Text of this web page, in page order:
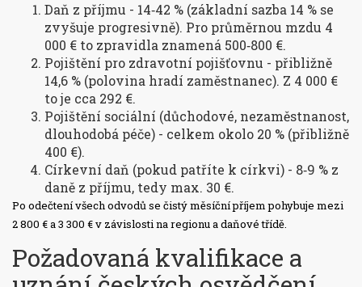
Daň z příjmu - 14‑42 % (základní sazba 14 % se
zvyšuje progresivně). Pro průměrnou mzdu 4
000 € to zpravidla znamená 500‑800 €.
Pojištění pro zdravotní pojišťovnu - přibližně
14,6 % (polovina hradí zaměstnanec). Z 4 000 €
to je cca 292 €.
Pojištění sociální (důchodové, nezaměstnanost,
dlouhodobá péče) - celkem okolo 20 % (přibližně
400 €).
Církevní daň (pokud patříte k církvi) - 8‑9 % z
daně z příjmu, tedy max. 30 €.
Po odečtení všech odvodů se čistý měsíční příjem pohybuje mezi
2 800 € a 3 300 € v závislosti na regionu a daňové třídě.
Požadovaná kvalifikace a